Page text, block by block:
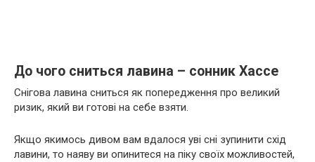
До чого сниться лавина – сонник Хассе
Снігова лавина сниться як попередження про великий
ризик, який ви готові на себе взяти.
Якщо якимось дивом вам вдалося уві сні зупинити схід
лавини, то наяву ви опинитеся на піку своїх можливостей,